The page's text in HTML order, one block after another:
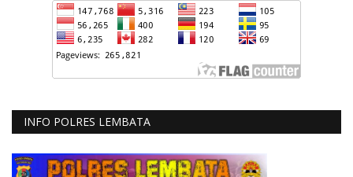
INFO POLRES LEMBATA